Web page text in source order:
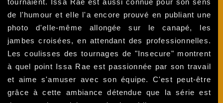
tournaient. Issa Rae est aussi connue pour son sens
de l'humour et elle l'a encore prouvé en publiant une
photo d'elle-même allongée sur le canapé, les
jambes croisées, en attendant des professionnelles.
Les coulisses des tournages de "Insecure" montrent
à quel point Issa Rae est passionnée par son travail
et aime s'amuser avec son équipe. C'est peut-être
grâce à cette ambiance détendue que la série est